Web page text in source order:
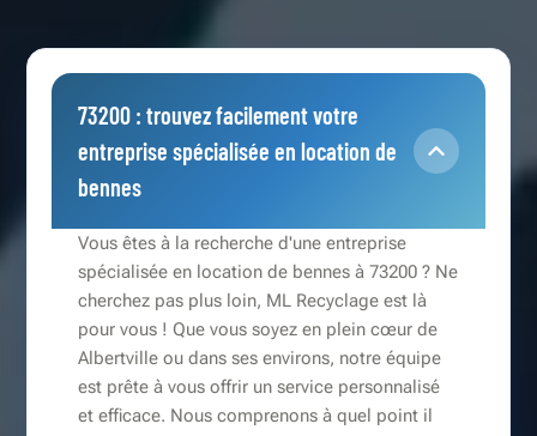
73200 : trouvez facilement votre
entreprise spécialisée en location de
bennes
Vous êtes à la recherche d'une entreprise
spécialisée en location de bennes à 73200 ? Ne
cherchez pas plus loin, ML Recyclage est là
pour vous ! Que vous soyez en plein cœur de
Albertville ou dans ses environs, notre équipe
est prête à vous offrir un service personnalisé
et efficace. Nous comprenons à quel point il